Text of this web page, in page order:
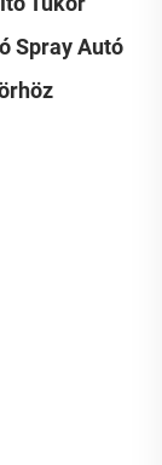
Spray Autó